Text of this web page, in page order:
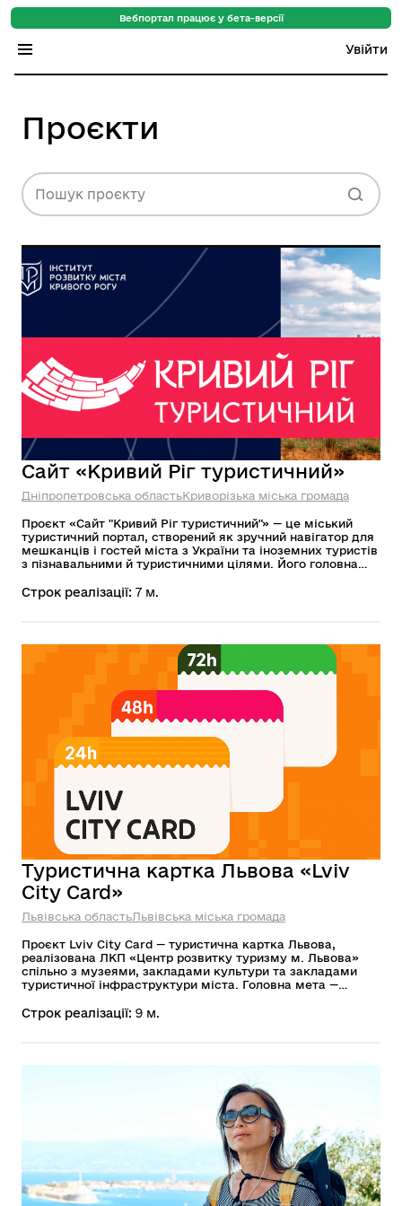
Вебпортал працює у бета-версії
Увійти
Індекс громад
Цифровий путівник
База знань
Новини
Проєкти
Пошук проєкту
Сайт «Кривий Ріг туристичний»
Дніпропетровська областьКриворізька міська громада
Проєкт «Сайт "Кривий Ріг туристичний"» — це міський
туристичний портал, створений як зручний навігатор для
мешканців і гостей міста з України та іноземних туристів
з пізнавальними й туристичними цілями. Його головна
Рогу, зокрема культурної та індустріальної спадщини,
Строк реалізації: 7 м.
Туристична картка Львова «Lviv
City Card»
Львівська областьЛьвівська міська громада
Проєкт Lviv City Card — туристична картка Львова,
реалізована ЛКП «Центр розвитку туризму м. Львова»
спільно з музеями, закладами культури та закладами
туристичної інфраструктури міста. Головна мета —
закладів та допомога туристам у перебуванні в місті та
поїзді, а також знижки в ресторанах, готелях, галереях,
крамницях на сувеніри, атракції, концерти, вистави.
Загалом картка налічує понад 50 партнерів. Термін дії
Lviv City Card: 24 години, 48 годин та 72 години.
Строк реалізації: 9 м.